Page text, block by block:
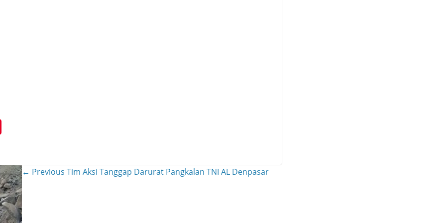
← Previous Tim Aksi Tanggap Darurat Pangkalan TNI AL Denpasar